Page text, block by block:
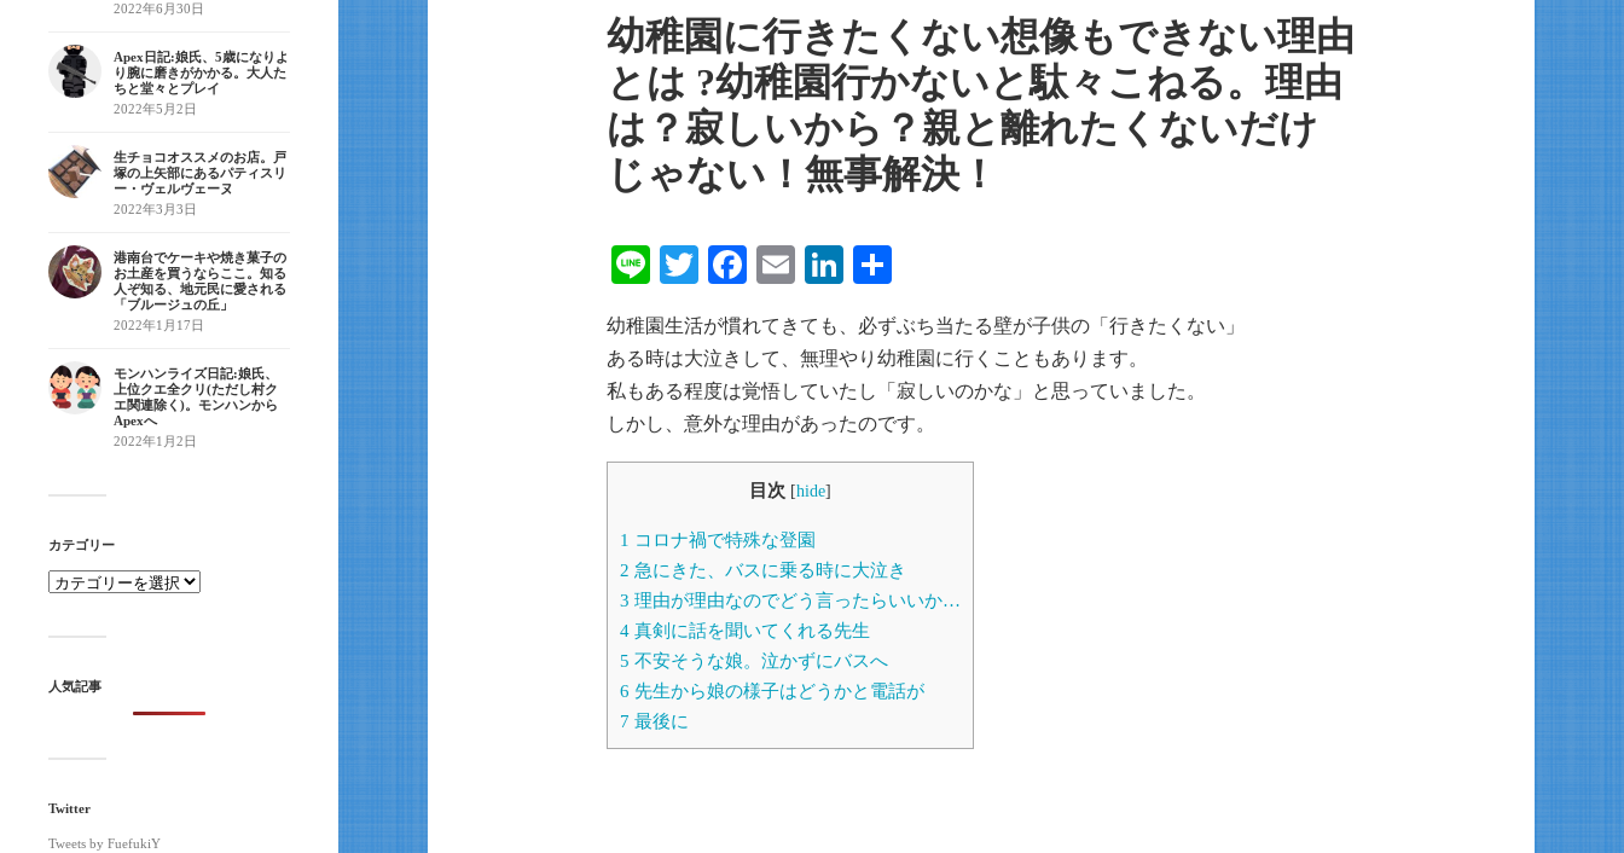
2022年6月30日
Apex日記:娘氏、5歳になりよ
り腕に磨きがかかる。大人た
ちと堂々とプレイ
2022年5月2日
生チョコオススメのお店。戸
塚の上矢部にあるパティスリ
ー・ヴェルヴェーヌ
2022年3月3日
港南台でケーキや焼き菓子の
お土産を買うならここ。知る
人ぞ知る、地元民に愛される
「ブルージュの丘」
2022年1月17日
モンハンライズ日記:娘氏、
上位クエ全クリ(ただし村ク
エ関連除く)。モンハンから
Apexへ
2022年1月2日
カテゴリー
人気記事
Twitter
Tweets by FuefukiY
幼稚園に行きたくない想像もできない理由
とは ?幼稚園行かないと駄々こねる。理由
は？寂しいから？親と離れたくないだけ
じゃない！無事解決！
LineTwitterFacebook
EmailLinkedIn
幼稚園生活が慣れてきても、必ずぶち当たる壁が子供の「行きたくない」
ある時は大泣きして、無理やり幼稚園に行くこともあります。
私もある程度は覚悟していたし「寂しいのかな」と思っていました。
しかし、意外な理由があったのです。
目次 [hide]
1 コロナ禍で特殊な登園
2 急にきた、バスに乗る時に大泣き
3 理由が理由なのでどう言ったらいいか…
4 真剣に話を聞いてくれる先生
5 不安そうな娘。泣かずにバスへ
6 先生から娘の様子はどうかと電話が
7 最後に